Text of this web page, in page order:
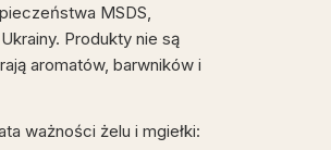
MSDS,
Produkty nie są
aromatów, barwników i
ważności żelu i mgiełki: